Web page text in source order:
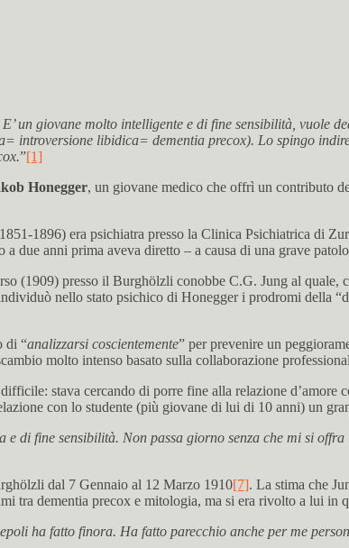
un giovane molto intelligente e di fine sensibilità, vuole
introversione libidica= dementia precox). Lo spingo
”[1]
Honegger, un giovane medico che offrì un contributo
1896) era psichiatra presso la Clinica Psichiatrica di
due anni prima aveva diretto – a causa di una grave
(1909) presso il Burghölzli conobbe C.G. Jung al quale,
nello stato psichico di Honegger i prodromi della
di “analizzarsi coscientemente” per prevenire un
molto intenso basato sulla collaborazione
stava cercando di porre fine alla relazione d’amore
con lo studente (più giovane di lui di 10 anni) un
di fine sensibilità. Non passa giorno senza che mi si
dal 7 Gennaio al 12 Marzo 1910[7]. La stima che
tra dementia precox e mitologia, ma si era rivolto a lui in
ha fatto finora. Ha fatto parecchio anche per me